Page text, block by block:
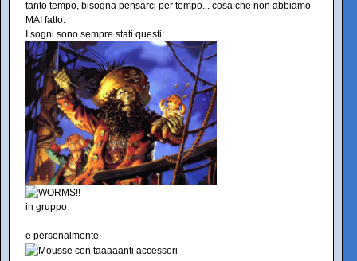
tanto tempo, bisogna pensarci per tempo... cosa che non abbiamo
MAI fatto.
I sogni sono sempre stati questi:
in gruppo
e personalmente